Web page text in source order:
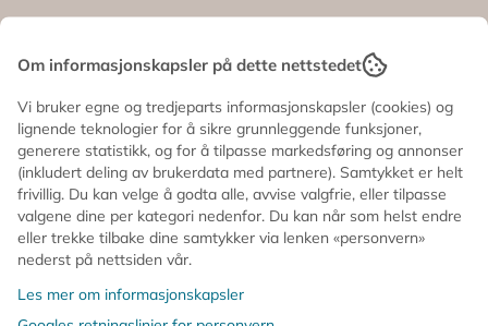
HÅRSTRIKK -
KKnekki - Coral
Glitter - Bon Dep
30,-
På lager
Kjøp
HÅRSTRIKK -
KKnekki - Coral -
Bon Dep
30,-
På lager
Om informasjonskapsler på dette nettstedet
Vi bruker egne og tredjeparts informasjonskapsler (cookies) og
lignende teknologier for å sikre grunnleggende funksjoner,
generere statistikk, og for å tilpasse markedsføring og annonser
(inkludert deling av brukerdata med partnere). Samtykket er helt
frivillig. Du kan velge å godta alle, avvise valgfrie, eller tilpasse
valgene dine per kategori nedenfor. Du kan når som helst endre
eller trekke tilbake dine samtykker via lenken «personvern»
nederst på nettsiden vår.
Les mer om informasjonskapsler